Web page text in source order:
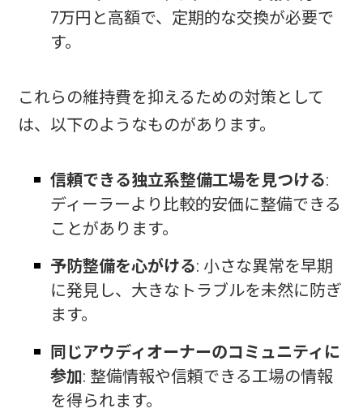
7万円と高額で、定期的な交換が必要で
す。
これらの維持費を抑えるための対策として
は、以下のようなものがあります。
信頼できる独立系整備工場を見つける:
ディーラーより比較的安価に整備できる
ことがあります。
予防整備を心がける: 小さな異常を早期
に発見し、大きなトラブルを未然に防ぎ
ます。
同じアウディオーナーのコミュニティに
参加: 整備情報や信頼できる工場の情報
を得られます。